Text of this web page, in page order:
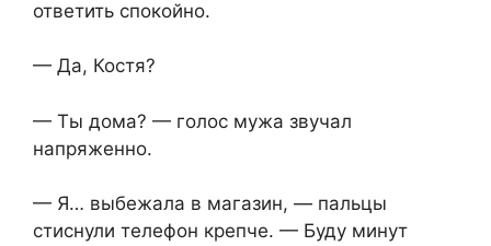
ответить спокойно.
— Да, Костя?
— Ты дома? — голос мужа звучал
напряженно.
— Я… выбежала в магазин, — пальцы
стиснули телефон крепче. — Буду минут